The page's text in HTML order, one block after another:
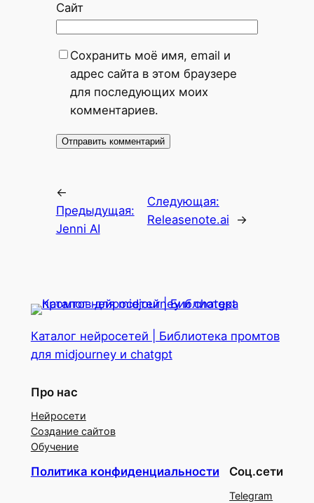
Сайт
Сохранить моё имя, email и
адрес сайта в этом браузере
для последующих моих
комментариев.
←
Предыдущая:
Jenni AI
Следующая:
Releasenote.ai
→
Каталог нейросетей | Библиотека промтов
для midjourney и chatgpt
Про нас
Нейросети
Создание сайтов
Обучение
Политика конфиденциальности Соц.сети
Telegram